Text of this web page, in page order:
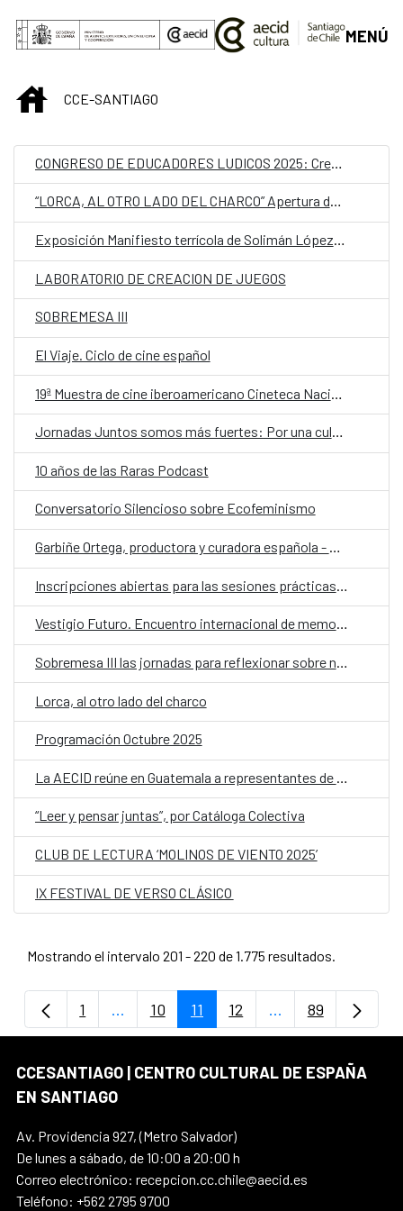
Saltar al contenido principal
MENÚ
INICIOCCE-SANTIAGO
CONGRESO DE EDUCADORES LUDICOS 2025: Crear y transformar desde lo lúdico
“LORCA, AL OTRO LADO DEL CHARCO” Apertura de proceso
Exposición Manifiesto terrícola de Solimán López. Curaduría: Ruth Geoffroy
LABORATORIO DE CREACION DE JUEGOS
SOBREMESA III
El Viaje. Ciclo de cine español
Jornadas Juntos somos más fuertes: Por una cultura más accesible
10 años de las Raras Podcast
Conversatorio Silencioso sobre Ecofeminismo
Garbiñe Ortega, productora y curadora española - La figura del curador es más importante que nunca porque sirve para ordenar la enorme cantidad de películas que hay
Vestigio Futuro. Encuentro internacional de memorias y patrimonios disidentes.
Sobremesa III las jornadas para reflexionar sobre nuestro hacer como sociedad a través del alimento
Lorca, al otro lado del charco
Programación Octubre 2025
La AECID reúne en Guatemala a representantes de organizaciones LGTBI+ en una llamada regional contra los discursos de odio y en defensa de la diversidad
“Leer y pensar juntas”, por Catáloga Colectiva
CLUB DE LECTURA ‘MOLINOS DE VIENTO 2025’
IX FESTIVAL DE VERSO CLÁSICO
Mostrando el intervalo 201 - 220 de 1.775 resultados.
Página
1 ...Páginas intermedias Use TAB para
Página
10 Página
11 Página
12 ...PáginasPágina
89
CCESANTIAGO | CENTRO CULTURAL DE ESPAÑA
EN SANTIAGO
Av. Providencia 927, (Metro Salvador)
De lunes a sábado, de 10:00 a 20:00 h
Correo electrónico: recepcion.cc.chile@aecid.es
Teléfono: +562 2795 9700